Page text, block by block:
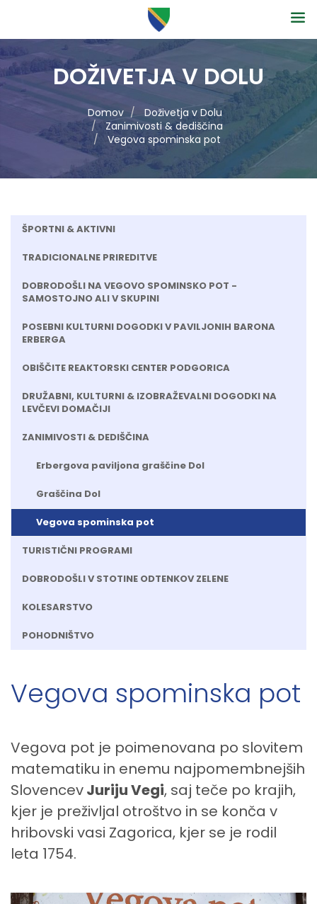
DOŽIVETJA V DOLU
Domov
Doživetja v Dolu
Zanimivosti & dediščina
Vegova spominska pot
ŠPORTNI & AKTIVNI
TRADICIONALNE PRIREDITVE
DOBRODOŠLI NA VEGOVO SPOMINSKO POT -
SAMOSTOJNO ALI V SKUPINI
POSEBNI KULTURNI DOGODKI V PAVILJONIH BARONA
ERBERGA
OBIŠČITE REAKTORSKI CENTER PODGORICA
DRUŽABNI, KULTURNI & IZOBRAŽEVALNI DOGODKI NA
LEVČEVI DOMAČIJI
ZANIMIVOSTI & DEDIŠČINA
Erbergova paviljona graščine Dol
Graščina Dol
Vegova spominska pot
TURISTIČNI PROGRAMI
DOBRODOŠLI V STOTINE ODTENKOV ZELENE
KOLESARSTVO
POHODNIŠTVO
Vegova spominska pot
Vegova pot je poimenovana po slovitem
matematiku in enemu najpomembnejših
SlovencevJuriju Vegi, saj teče po krajih,
kjer je preživljal otroštvo in se konča v
hribovski vasi Zagorica, kjer se je rodil
leta 1754.